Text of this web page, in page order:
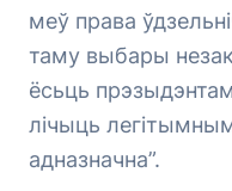
меў права
таму выбары
ёсьць
лічыць
адназначна”.